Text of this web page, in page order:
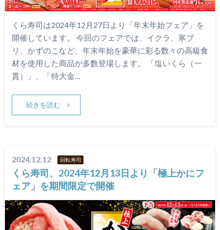
くら寿司は2024年12月27日より「年末年始フェア」を
開催しています。 今回のフェアでは、イクラ、寒ブ
リ、かずのこなど、年末年始を豪華に彩る数々の高級食
材を使用した商品が多数登場します。 「塩いくら（一
貫）」、「特大金…
続きを読む
2024.12.12 回転寿司
くら寿司、2024年12月13日より「極上かにフ
ェア」を期間限定で開催